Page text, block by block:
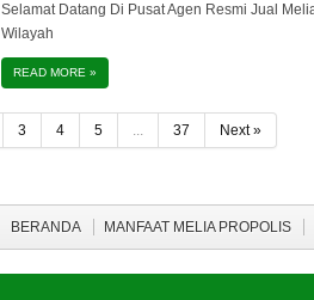
Selamat Datang Di Pusat Agen Resmi Jual
Wilayah
READ MORE »
3 4 5 ... 37 Next »
BERANDA MANFAAT MELIA PROPOLIS